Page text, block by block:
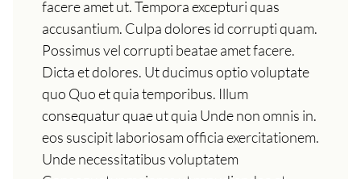
facere amet ut. Tempora excepturi quas
accusantium. Culpa dolores id corrupti quam.
Possimus vel corrupti beatae amet facere.
Dicta et dolores. Ut ducimus optio voluptate
quo Quo et quia temporibus. Illum
consequatur quae ut quia Unde non omnis in.
eos suscipit laboriosam officia exercitationem.
Unde necessitatibus voluptatem